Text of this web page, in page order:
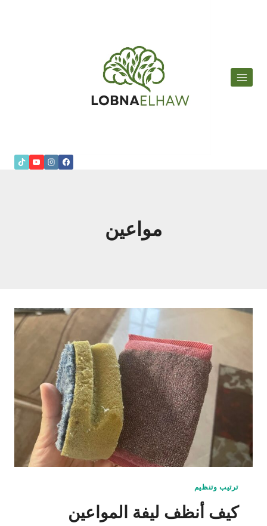
مواعين
ترتيب وتنظيم
كيف أنظف ليفة المواعين